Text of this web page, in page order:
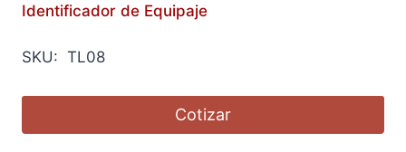
Identificador de Equipaje
SKU: TL08
Cotizar